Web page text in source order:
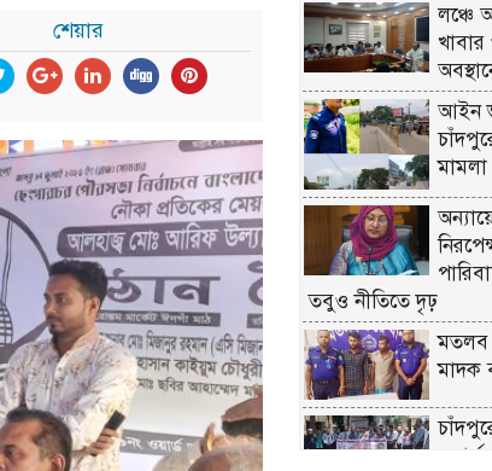
শেয়ার
লঞ্চে
খাবার
আইন
মামলা
তবুও নীতিতে দৃঢ়
মতলব
মাদক